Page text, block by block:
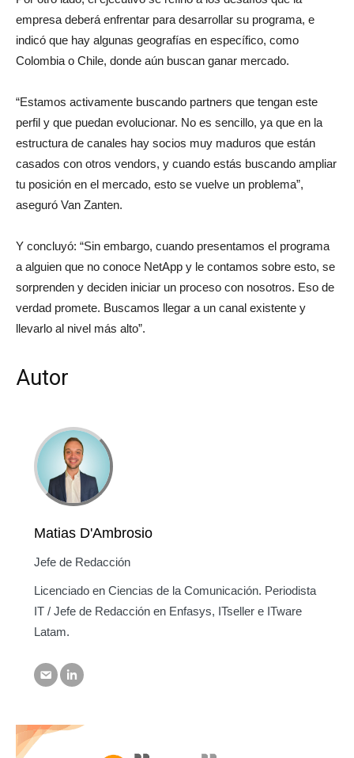
empresa deberá enfrentar para desarrollar su programa, e
indicó que hay algunas geografías en específico, como
Colombia o Chile, donde aún buscan ganar mercado.
“Estamos activamente buscando partners que tengan este
perfil y que puedan evolucionar. No es sencillo, ya que en la
estructura de canales hay socios muy maduros que están
casados con otros vendors, y cuando estás buscando ampliar
tu posición en el mercado, esto se vuelve un problema”,
aseguró Van Zanten.
Y concluyó: “Sin embargo, cuando presentamos el programa
a alguien que no conoce NetApp y le contamos sobre esto, se
sorprenden y deciden iniciar un proceso con nosotros. Eso de
verdad promete. Buscamos llegar a un canal existente y
llevarlo al nivel más alto”.
Autor
Matias D'Ambrosio
Jefe de Redacción
Licenciado en Ciencias de la Comunicación. Periodista
IT / Jefe de Redacción en Enfasys, ITseller e ITware
Latam.